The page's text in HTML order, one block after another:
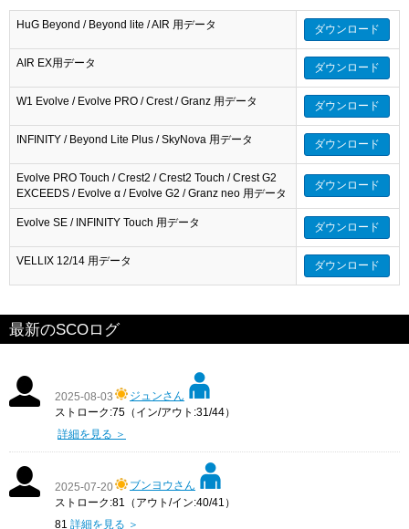
HuG Beyond / Beyond lite / AIR 用データ ダウンロード
AIR EX用データ ダウンロード
W1 Evolve / Evolve PRO / Crest / Granz 用データ ダウンロード
INFINITY / Beyond Lite Plus / SkyNova 用データ ダウンロード
Evolve PRO Touch / Crest2 / Crest2 Touch / Crest G2
EXCEEDS / Evolve α / Evolve G2 / Granz neo 用データ
ダウンロード
Evolve SE / INFINITY Touch 用データ ダウンロード
VELLIX 12/14 用データ ダウンロード
最新のSCOログ
2025-08-03
ジュンさん
ストローク:75（イン/アウト:31/44）
詳細を見る ＞
2025-07-20
ブンヨウさん
ストローク:81（アウト/イン:40/41）
81 詳細を見る ＞